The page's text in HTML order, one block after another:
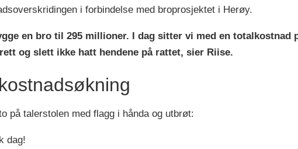
i forbindelse med broprosjektet i Herøy.
en bro til 295 millioner. I dag sitter vi med en totalkostnad
og slett ikke hatt hendene på rattet, sier Riise.
på talerstolen med flagg i hånda og utbrøt:
dag!